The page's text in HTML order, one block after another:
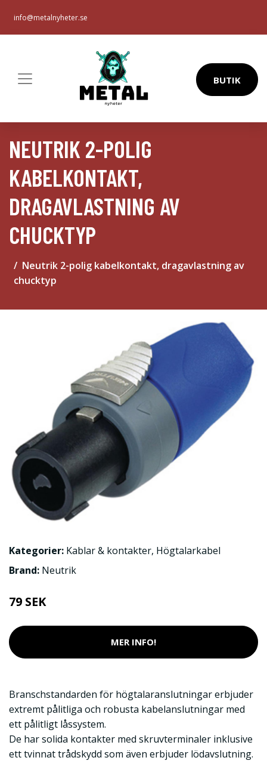
info@metalnyheter.se
BUTIK
NEUTRIK 2-POLIG
KABELKONTAKT,
DRAGAVLASTNING AV
CHUCKTYP
Neutrik 2-polig kabelkontakt, dragavlastning av
chucktyp
Kategorier: Kablar & kontakter, Högtalarkabel
Brand: Neutrik
79 SEK
MER INFO!
Branschstandarden för högtalaranslutningar erbjuder
extremt pålitliga och robusta kabelanslutningar med
ett pålitligt låssystem.
De har solida kontakter med skruvterminaler inklusive
ett tvinnat trådskydd som även erbjuder lödavslutning.